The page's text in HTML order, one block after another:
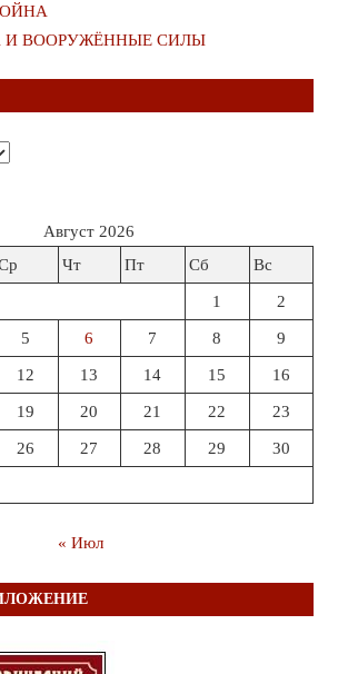
ВООРУЖЁННЫЕ СИЛЫ
Август 2026
Чт Пт Сб Вс
1 2
5 6 7 8 9
12 13 14 15 16
19 20 21 22 23
26 27 28 29 30
« Июл